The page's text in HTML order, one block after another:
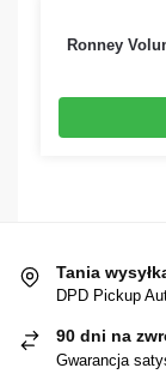
Ronney
Tania
DPD Pickup
90 dni na
Gwarancja